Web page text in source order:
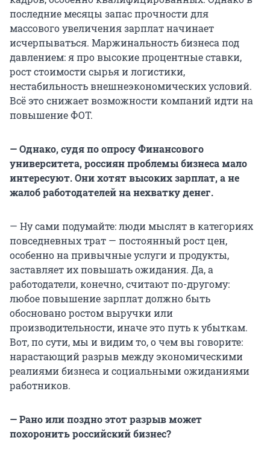
последние месяцы запас прочности для
массового увеличения зарплат начинает
исчерпываться. Маржинальность бизнеса под
давлением: я про высокие процентные ставки,
рост стоимости сырья и логистики,
нестабильность внешнеэкономических условий.
Всё это снижает возможности компаний идти на
повышение ФОТ.
— Однако, судя по опросу Финансового
университета, россиян проблемы бизнеса мало
интересуют. Они хотят высоких зарплат, а не
жалоб работодателей на нехватку денег.
— Ну сами подумайте: люди мыслят в категориях
повседневных трат — постоянный рост цен,
особенно на привычные услуги и продукты,
заставляет их повышать ожидания. Да, а
работодатели, конечно, считают по-другому:
любое повышение зарплат должно быть
обосновано ростом выручки или
производительности, иначе это путь к убыткам.
Вот, по сути, мы и видим то, о чем вы говорите:
нарастающий разрыв между экономическими
реалиями бизнеса и социальными ожиданиями
работников.
— Рано или поздно этот разрыв может
похоронить российский бизнес?